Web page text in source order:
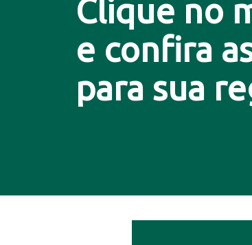
Clique no
e confira
para sua